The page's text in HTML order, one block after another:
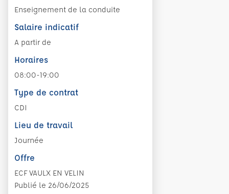
Enseignement de la conduite
Salaire indicatif
A partir de
Horaires
08:00-19:00
Type de contrat
CDI
Lieu de travail
Journée
Offre
ECF VAULX EN VELIN
Publié le 26/06/2025